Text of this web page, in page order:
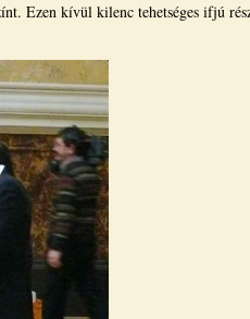
Ezen kívül kilenc tehetséges ifjú